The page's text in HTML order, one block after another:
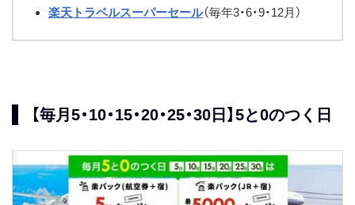
楽天トラベルスーパーセール（毎年3・6・9・12月）
【毎月5・10・15・20・25・30日】5と0のつく日